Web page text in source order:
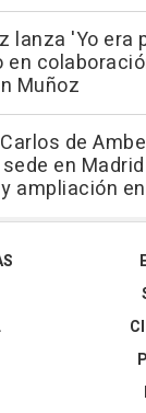
lanza 'Yo era
en
Muñoz
de
en
ampliación